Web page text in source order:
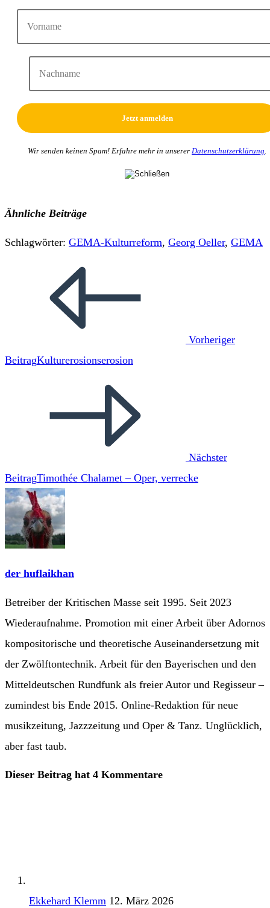
Wir senden keinen Spam! Erfahre mehr in unserer Datenschutzerklärung.
Ähnliche Beiträge
Schlagwörter: GEMA-Kulturreform, Georg Oeller, GEMA
ansehen
Vorheriger
BeitragKulturerosionserosion
Nächster
BeitragTimothée Chalamet – Oper, verrecke
der huflaikhan
Betreiber der Kritischen Masse seit 1995. Seit 2023
Wiederaufnahme. Promotion mit einer Arbeit über Adornos
kompositorische und theoretische Auseinandersetzung mit
der Zwölftontechnik. Arbeit für den Bayerischen und den
Mitteldeutschen Rundfunk als freier Autor und Regisseur –
zumindest bis Ende 2015. Online-Redaktion für neue
musikzeitung, Jazzzeitung und Oper & Tanz. Unglücklich,
aber fast taub.
Dieser Beitrag hat 4 Kommentare
Ekkehard Klemm 12. März 2026